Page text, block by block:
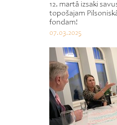
12. martā izsaki
topošajam
fondam!
07.03.2025